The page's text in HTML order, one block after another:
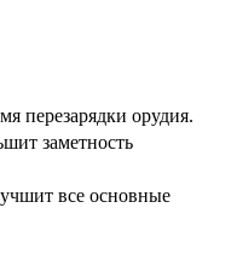
перезарядки орудия.
заметность
все основные